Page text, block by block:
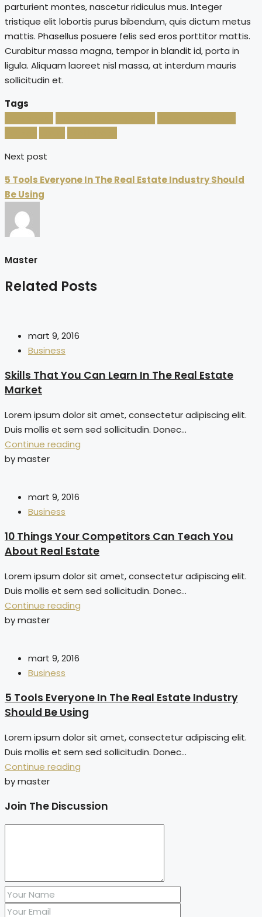
parturient montes, nascetur ridiculus mus. Integer
tristique elit lobortis purus bibendum, quis dictum metus
mattis. Phasellus posuere felis sed eros porttitor mattis.
Curabitur massa magna, tempor in blandit id, porta in
ligula. Aliquam laoreet nisl massa, at interdum mauris
sollicitudin et.
Tags
Next post
5 Tools Everyone In The Real Estate Industry Should
Be Using
Master
Related Posts
mart 9, 2016
Business
Skills That You Can Learn In The Real Estate
Market
Lorem ipsum dolor sit amet, consectetur adipiscing elit.
Duis mollis et sem sed sollicitudin. Donec...
Continue reading
by master
mart 9, 2016
Business
10 Things Your Competitors Can Teach You
About Real Estate
Lorem ipsum dolor sit amet, consectetur adipiscing elit.
Duis mollis et sem sed sollicitudin. Donec...
Continue reading
by master
mart 9, 2016
Business
5 Tools Everyone In The Real Estate Industry
Should Be Using
Lorem ipsum dolor sit amet, consectetur adipiscing elit.
Duis mollis et sem sed sollicitudin. Donec...
Continue reading
by master
Join The Discussion